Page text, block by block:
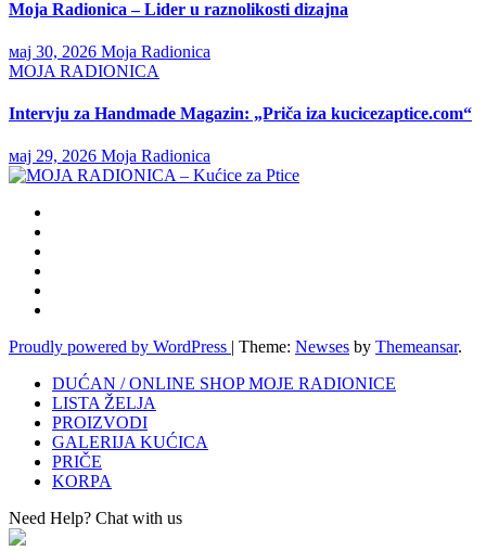
Moja Radionica – Lider u raznolikosti dizajna
мај 30, 2026 Moja Radionica
MOJA RADIONICA
Intervju za Handmade Magazin: „Priča iza kucicezaptice.com“
мај 29, 2026 Moja Radionica
Proudly powered by WordPress | Theme: Newses by Themeansar.
DUĆAN / ONLINE SHOP MOJE RADIONICE
LISTA ŽELJA
PROIZVODI
GALERIJA KUĆICA
PRIČE
KORPA
Need Help? Chat with us